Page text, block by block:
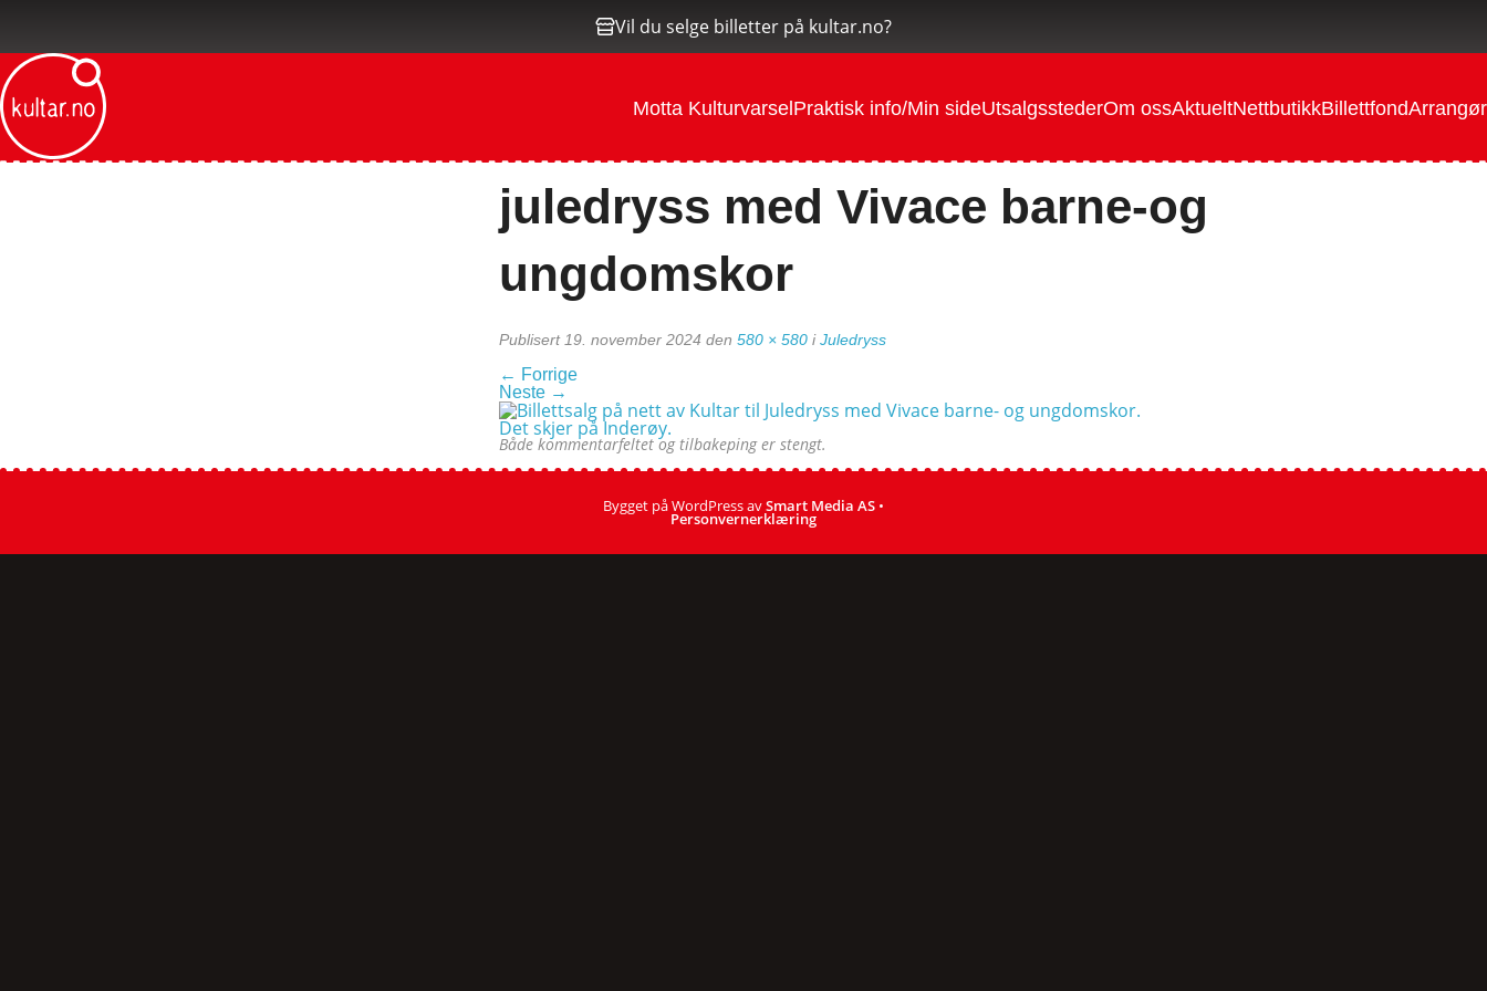
Vil du selge billetter på kultar.no?
Motta KulturvarselPraktisk info/Min sideUtsalgsstederOm ossAktueltNettbutikkBillettfondArrangør
juledryss med Vivace barne-og
ungdomskor
Publisert 19. november 2024 den 580 × 580 iJuledryss
← Forrige
Neste →
Både kommentarfeltet og tilbakeping er stengt.
Bygget på WordPress avSmart Media AS •
Personvernerklæring